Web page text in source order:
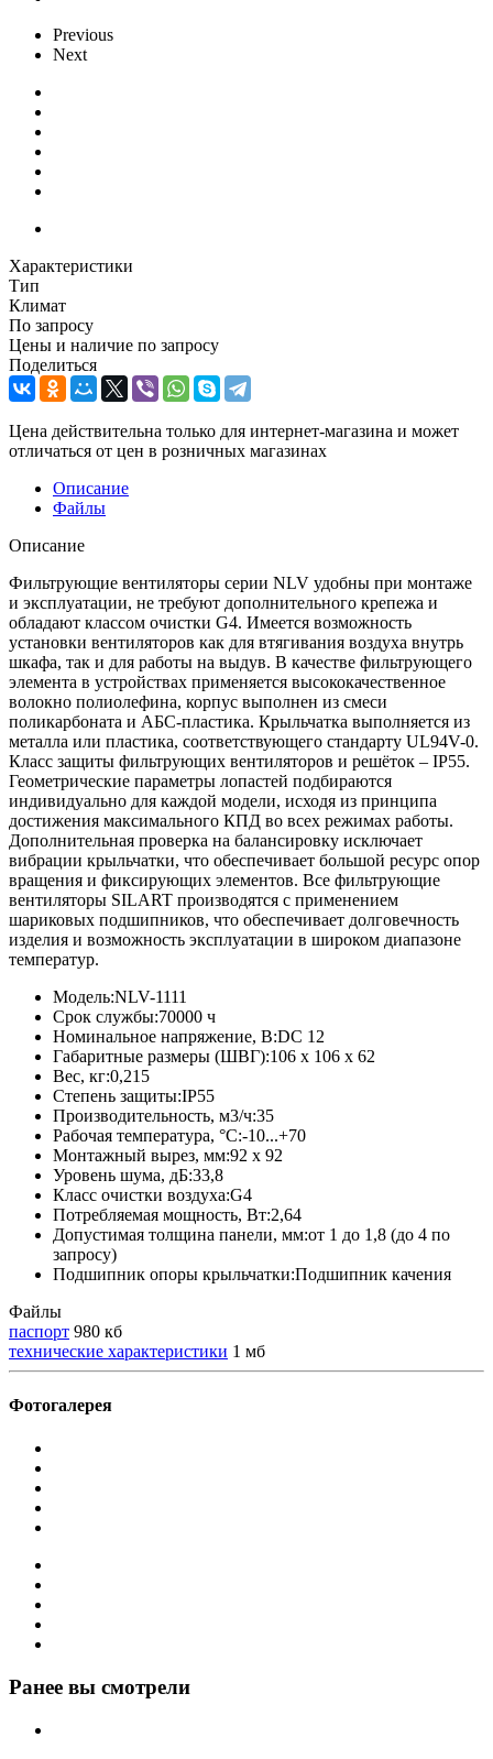
Previous
Next
Характеристики
Тип
Климат
По запросу
Цены и наличие по запросу
Поделиться
Цена действительна только для интернет-магазина и может
отличаться от цен в розничных магазинах
Описание
Файлы
Описание
Фильтрующие вентиляторы серии NLV удобны при монтаже
и эксплуатации, не требуют дополнительного крепежа и
обладают классом очистки G4. Имеется возможность
установки вентиляторов как для втягивания воздуха внутрь
шкафа, так и для работы на выдув. В качестве фильтрующего
элемента в устройствах применяется высококачественное
волокно полиолефина, корпус выполнен из смеси
поликарбоната и АБС-пластика. Крыльчатка выполняется из
металла или пластика, соответствующего стандарту UL94V-0.
Класс защиты фильтрующих вентиляторов и решёток – IP55.
Геометрические параметры лопастей подбираются
индивидуально для каждой модели, исходя из принципа
достижения максимального КПД во всех режимах работы.
Дополнительная проверка на балансировку исключает
вибрации крыльчатки, что обеспечивает большой ресурс опор
вращения и фиксирующих элементов. Все фильтрующие
вентиляторы SILART производятся с применением
шариковых подшипников, что обеспечивает долговечность
изделия и возможность эксплуатации в широком диапазоне
температур.
Модель:NLV-1111
Срок службы:70000 ч
Номинальное напряжение, В:DC 12
Габаритные размеры (ШВГ):106 х 106 х 62
Вес, кг:0,215
Степень защиты:IP55
Производительность, м3/ч:35
Рабочая температура, °С:-10...+70
Монтажный вырез, мм:92 x 92
Уровень шума, дБ:33,8
Класс очистки воздуха:G4
Потребляемая мощность, Вт:2,64
Допустимая толщина панели, мм:от 1 до 1,8 (до 4 по
запросу)
Подшипник опоры крыльчатки:Подшипник качения
Файлы
паспорт 980 кб
технические характеристики 1 мб
Фотогалерея
Ранее вы смотрели